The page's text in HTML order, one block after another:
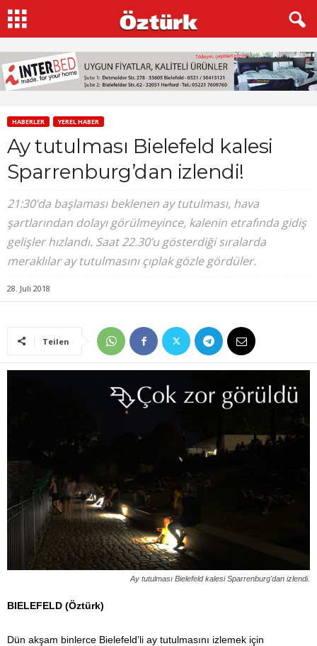
HABERLER YEREL HABER
Ay tutulması Bielefeld kalesi
Sparrenburg’dan izlendi!
21:30’da başlaması beklenen ay tutulması, hava
şartlarından dolayı görülmeyince, kalenin etrafında gidiş
gelişler hızlandı. Saat 22.30’u gösterdiği sıralarda
meraklılar ay tutulmasını çıplak gözle gördüler.
28. Juli 2018
Teilen
Ay tutulması Bielefeld kalesi Sparrenburg'dan izlendi.
BIELEFELD (Öztürk)
Dün akşam binlerce Bielefeld’li ay tutulmasını izlemek için